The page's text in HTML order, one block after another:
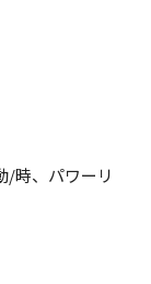
/時、パワーリ